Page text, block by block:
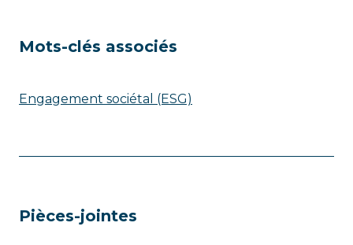
Mots-clés associés
Engagement sociétal (ESG)
Pièces-jointes